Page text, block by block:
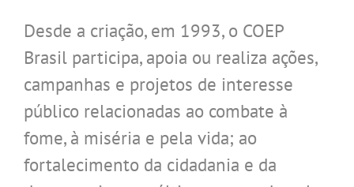
Desde a criação, em 1993, o COEP
Brasil participa, apoia ou realiza ações,
campanhas e projetos de interesse
público relacionadas ao combate à
fome, à miséria e pela vida; ao
fortalecimento da cidadania e da